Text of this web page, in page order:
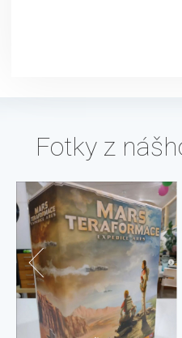
Fotky z